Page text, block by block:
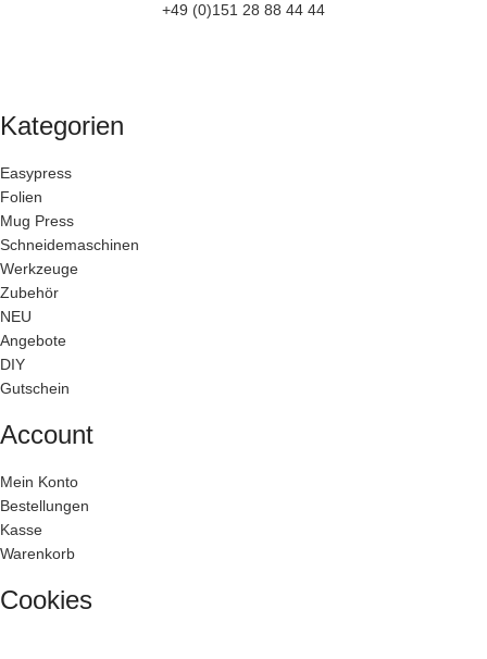
+49 (0)151 28 88 44 44
Kategorien
Easypress
Folien
Mug Press
Schneidemaschinen
Werkzeuge
Zubehör
NEU
Angebote
DIY
Gutschein
Account
Mein Konto
Bestellungen
Kasse
Warenkorb
Cookies